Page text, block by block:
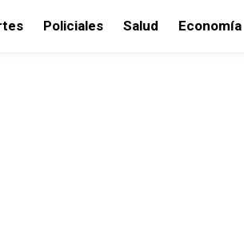
Policiales Salud Economía